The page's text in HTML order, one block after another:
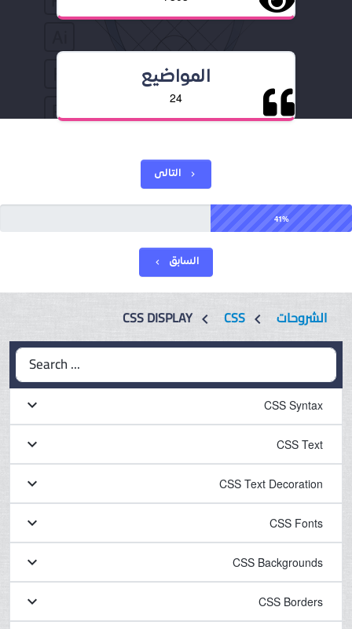
المواضيع
24
chevron_right التالى
41%
السابق chevron_left
الشروحات chevron_left
CSS DISPLAY chevron_left CSS
Search ...
CSS Syntax
keyboard_arrow_down
CSS Text
keyboard_arrow_down
CSS Text Decoration
keyboard_arrow_down
CSS Fonts
keyboard_arrow_down
CSS Backgrounds
keyboard_arrow_down
CSS Borders
keyboard_arrow_down